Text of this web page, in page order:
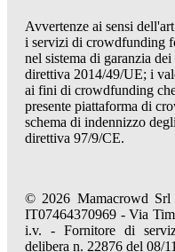
Avvertenze ai sensi
i servizi di crowdfunding
nel sistema di garanzia
direttiva 2014/49/UE; i
ai fini di crowdfunding
presente piattaforma di
schema di indennizzo
direttiva 97/9/CE.
© 2026 Mamacrowd Srl
IT07464370969 - Via
i.v. - Fornitore di
delibera n. 22876 del 08/